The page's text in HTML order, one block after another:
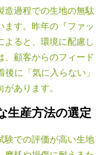
造過程での生地の無駄
ます。昨年の『ファッ
よると、環境に配慮し
、顧客からのフィード
に「気に入らない」
あります。
生産方法の選定
験での評価が高い生地